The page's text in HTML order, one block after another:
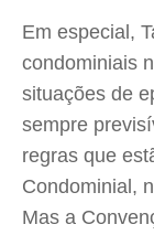
Em especial,
condominiais
situações de
sempre
regras que
Condominial,
Mas a